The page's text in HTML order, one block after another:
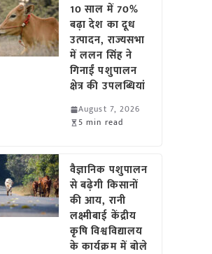
10 साल में 70%
बढ़ा देश का दूध
उत्पादन, राज्यसभा
में ललन सिंह ने
गिनाईं पशुपालन
क्षेत्र की उपलब्धियां
August 7, 2026
5 min read
वैज्ञानिक पशुपालन
से बढ़ेगी किसानों
की आय, रानी
लक्ष्मीबाई केंद्रीय
कृषि विश्वविद्यालय
के कार्यक्रम में बोले